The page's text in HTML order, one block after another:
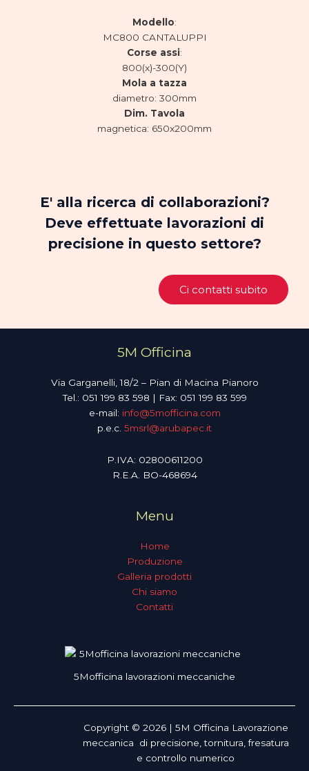
Modello:
MC800 CANTALUPPI
Corse assi:
800(x)-300(Y)
Mola a tazza
diametro: 300mm
Dim. Tavola
magnetica: 650x200mm
E' alla ricerca di collaborazioni?
Deve effettuate lavorazioni di
precisione in questo settore?
Ci contatti subito
5M Officina
Via Garganelli, 18/2 – Pian di Macina Pianoro
Tel.: 051 199 83 598 | Fax: 051 199 83 599
e-mail: info@5mofficina.com
p.e.c. 5msrl@arubapec.it
P.IVA: 02800611200
R.E.A. BO-468694
Menu
Home
Produzione
Galleria prodotti
Chi siamo
Contatti
5Mofficina lavorazioni meccaniche
Copyright © 2026 | 5M Officina Lavorazione
meccanica di precisione, tornitura, fresatura
e controllo numerico